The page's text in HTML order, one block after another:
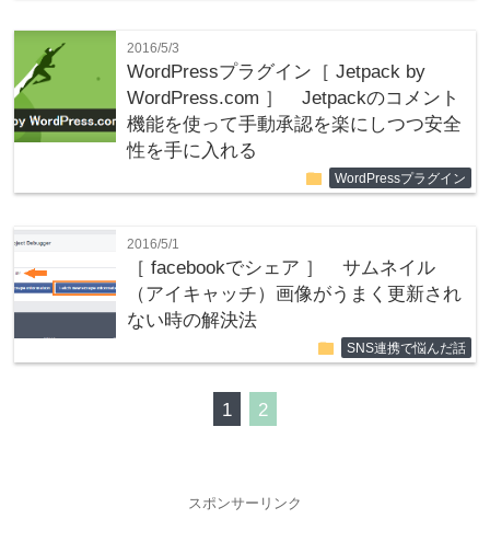
2016/5/3
WordPressプラグイン［ Jetpack by
WordPress.com ］ Jetpackのコメント
機能を使って手動承認を楽にしつつ安全
性を手に入れる
folder WordPressプラグイン
2016/5/1
［ facebookでシェア ］ サムネイル
（アイキャッチ）画像がうまく更新され
ない時の解決法
folder SNS連携で悩んだ話
1 2
スポンサーリンク